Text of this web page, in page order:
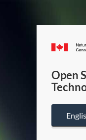
Open